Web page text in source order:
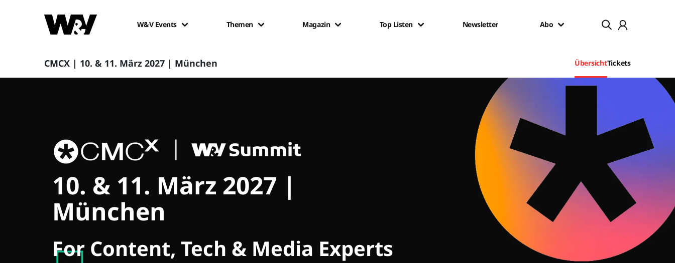
W&V Events Themen Magazin Top Listen Newsletter Abo
CMCX | 10. & 11. März 2027 | München ÜbersichtTickets
CMCX
10. & 11. März 2027 |
München
For Content, Tech & Media Experts